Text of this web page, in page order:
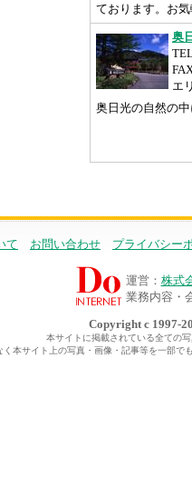
ております。お
奥
エ
奥日光の自然の
て お問い合わせ プライバシー
運営： 株式
業務内容・
Copyright c 1997-
本サイトに掲載されている全ての
く本サイト上の写真・画像・記事等を一部で